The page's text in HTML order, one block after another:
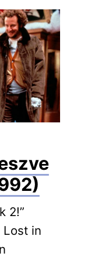
2!”
Lost in